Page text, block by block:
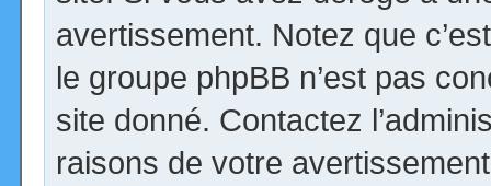
avertissement. Notez que
le groupe phpBB n’est pas
site donné. Contactez
raisons de votre